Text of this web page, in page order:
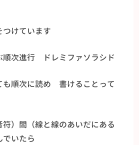
つけています
順次進行 ドレミファソラシド
も順次に読め 書けることって
）間（線と線のあいだにある
いたら